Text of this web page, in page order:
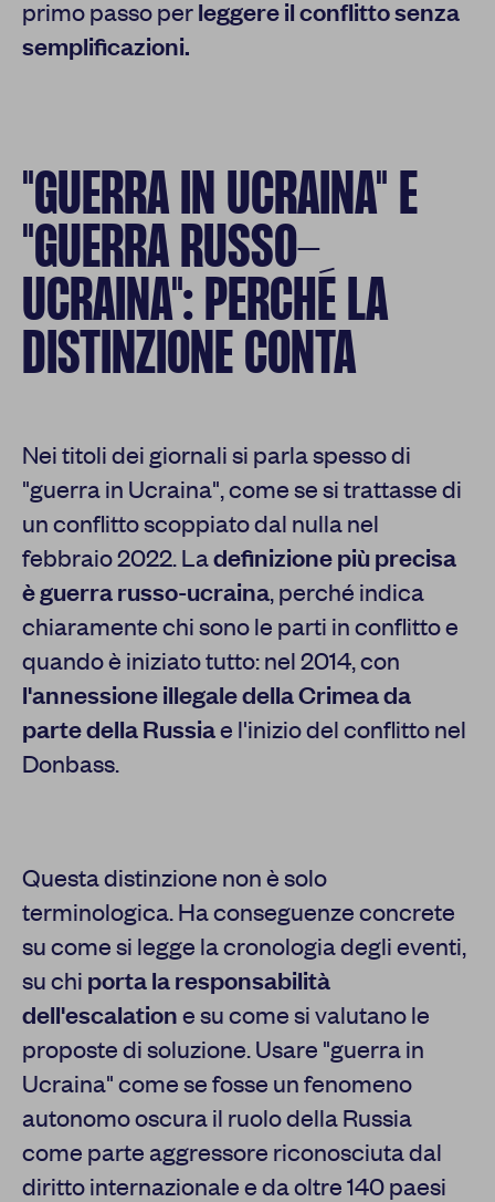
primo passo perleggere il conflitto senza
semplificazioni.
"GUERRA IN UCRAINA" E
"GUERRA RUSSO-
UCRAINA": PERCHÉ LA
DISTINZIONE CONTA
Nei titoli dei giornali si parla spesso di
"guerra in Ucraina", come se si trattasse di
un conflitto scoppiato dal nulla nel
febbraio 2022. Ladefinizione più precisa
è guerra russo-ucraina, perché indica
chiaramente chi sono le parti in conflitto e
quando è iniziato tutto: nel 2014, con
l'annessione illegale della Crimea da
parte della Russiae l'inizio del conflitto nel
Donbass.
Questa distinzione non è solo
terminologica. Ha conseguenze concrete
su come si legge la cronologia degli eventi,
su chi porta la responsabilità
dell'escalatione su come si valutano le
proposte di soluzione. Usare "guerra in
Ucraina" come se fosse un fenomeno
autonomo oscura il ruolo della Russia
come parte aggressore riconosciuta dal
diritto internazionale e da oltre 140 paesi